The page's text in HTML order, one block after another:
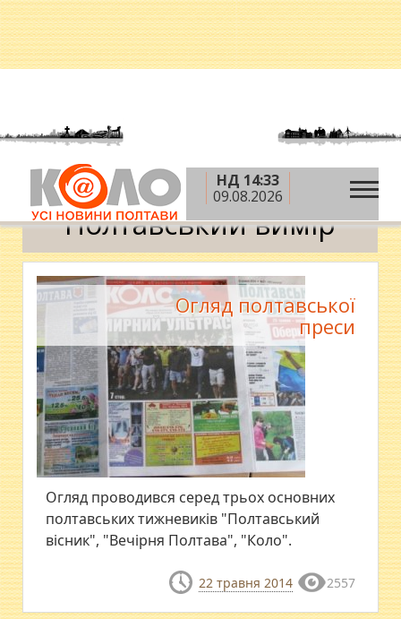
НД 14:33
09.08.2026
Головна » Новини » Полтавський вимір
Полтавський вимір
Огляд полтавської
преси
Огляд проводився серед трьох основних
полтавських тижневиків "Полтавський
вісник", "Вечірня Полтава", "Коло".
22 травня 2014 2557